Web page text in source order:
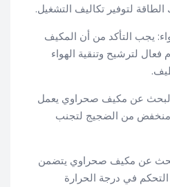
لتوفير تكاليف التشغيل.
يجب التأكد من أن المكيف
لترشيح وتنقية الهواء
عن مكيف صحراوي يعمل
من الضجيج لتجنب
عن مكيف صحراوي يتضمن
في درجة الحرارة